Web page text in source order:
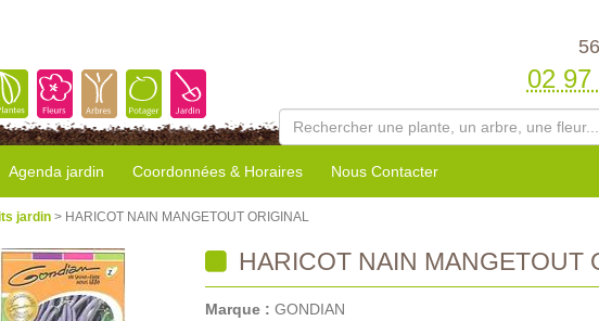
02 97
Agenda jardin Coordonnées & Horaires Nous Contacter
jardin > HARICOT NAIN MANGETOUT ORIGINAL
HARICOT NAIN MANGETOUT
Marque : GONDIAN